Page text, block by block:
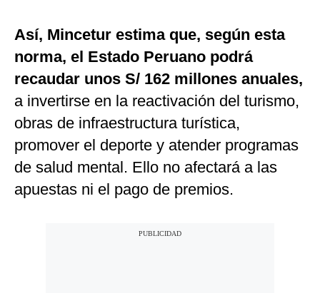
Así, Mincetur estima que, según esta
norma, el Estado Peruano podrá
recaudar unos S/ 162 millones anuales,
a invertirse en la reactivación del turismo,
obras de infraestructura turística,
promover el deporte y atender programas
de salud mental. Ello no afectará a las
apuestas ni el pago de premios.